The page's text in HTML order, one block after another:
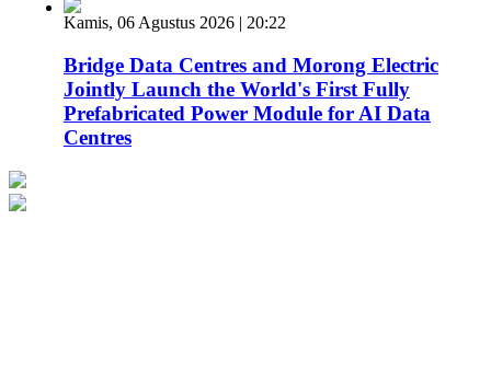
Kamis, 06 Agustus 2026 | 20:22
Bridge Data Centres and Morong Electric
Jointly Launch the World's First Fully
Prefabricated Power Module for AI Data
Centres